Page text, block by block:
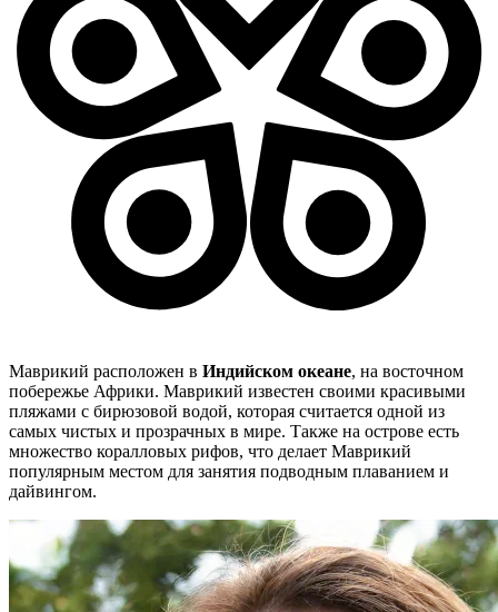
Маврикий расположен в Индийском океане, на восточном
побережье Африки. Маврикий известен своими красивыми
пляжами с бирюзовой водой, которая считается одной из
самых чистых и прозрачных в мире. Также на острове есть
множество коралловых рифов, что делает Маврикий
популярным местом для занятия подводным плаванием и
дайвингом.